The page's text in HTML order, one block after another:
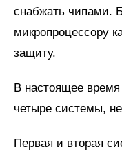
снабжать чипами.
микропроцессору
защиту.
В настоящее
четыре системы,
Первая и вторая